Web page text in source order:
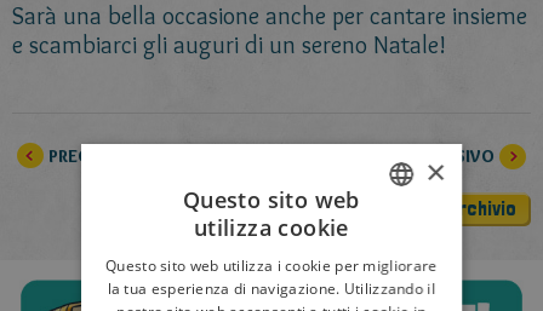
Sarà una bella occasione anche per cantare insieme
e scambiarci gli auguri di un sereno Natale!
PRECEDENTE SUCCESSIVO
Archivio
ITALIAN
ENGLISH
×
Questo sito web
utilizza cookie
Questo sito web utilizza i cookie per migliorare
la tua esperienza di navigazione. Utilizzando il